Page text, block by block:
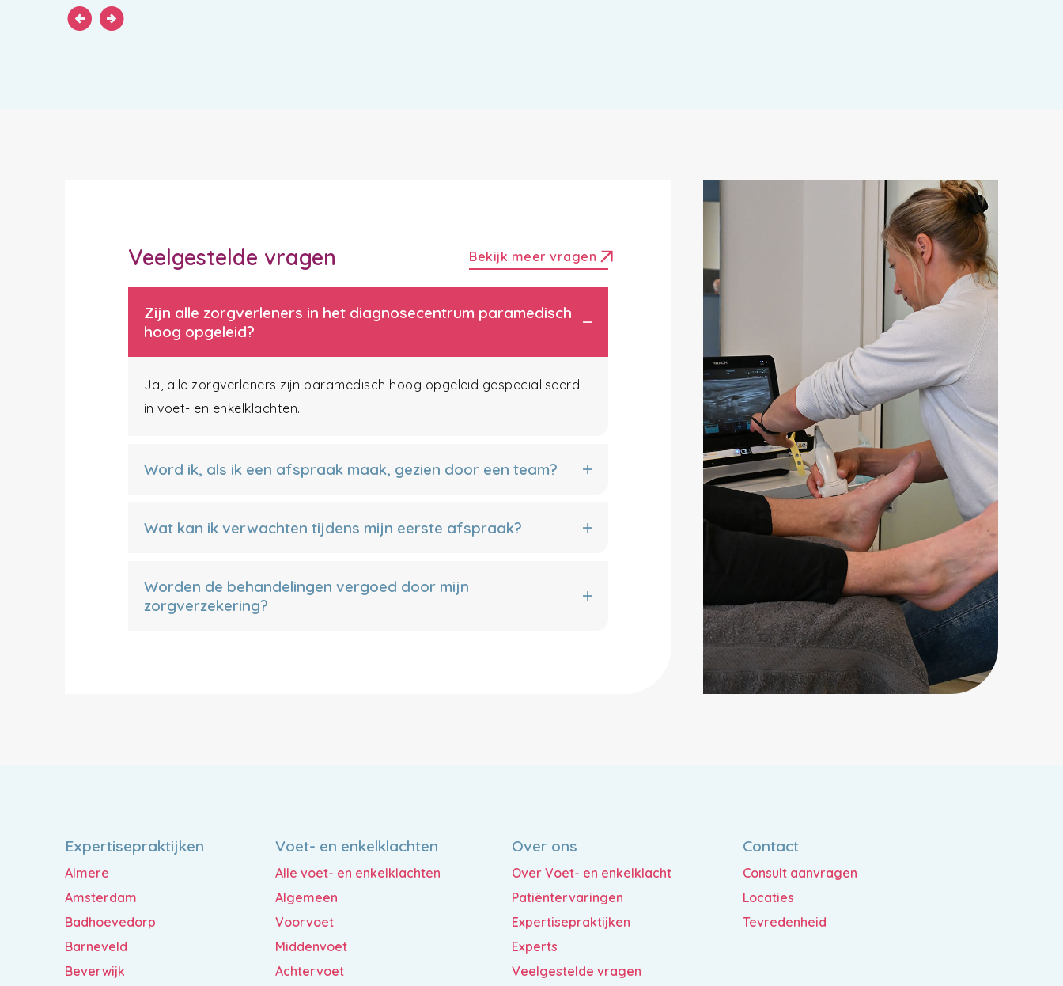
arrow_circle_left arrow_circle_right
Veelgestelde vragen Bekijk meer vragen arrow_outward
Zijn alle zorgverleners in het diagnosecentrum paramedisch
hoog opgeleid?
Ja, alle zorgverleners zijn paramedisch hoog opgeleid gespecialiseerd
in voet- en enkelklachten.
Word ik, als ik een afspraak maak, gezien door een team?
Wat kan ik verwachten tijdens mijn eerste afspraak?
Worden de behandelingen vergoed door mijn
zorgverzekering?
Expertisepraktijken
Almere
Amsterdam
Badhoevedorp
Barneveld
Beverwijk
Voet- en enkelklachten
Alle voet- en enkelklachten
Algemeen
Voorvoet
Middenvoet
Achtervoet
Over ons
Over Voet- en enkelklacht
Patiëntervaringen
Expertisepraktijken
Experts
Veelgestelde vragen
Contact
Consult aanvragen
Locaties
Tevredenheid